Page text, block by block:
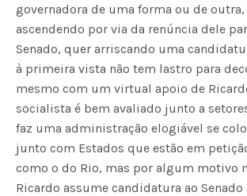
governadora de uma forma ou de
ascendendo por via da renúncia dele
Senado, quer arriscando uma
à primeira vista não tem lastro para
mesmo com um virtual apoio de
socialista é bem avaliado junto a
faz uma administração elogiável se
junto com Estados que estão em
como o do Rio, mas por algum motivo
Ricardo assume candidatura ao Senado